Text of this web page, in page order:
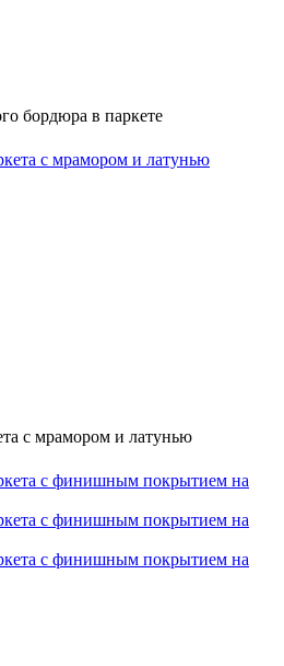
бордюра в паркете
с мрамором и латунью